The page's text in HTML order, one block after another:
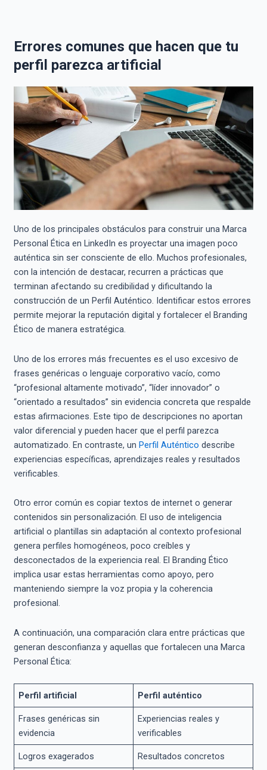
Errores comunes que hacen que tu
perfil parezca artificial
Uno de los principales obstáculos para construir una Marca
Personal Ética en LinkedIn es proyectar una imagen poco
auténtica sin ser consciente de ello. Muchos profesionales,
con la intención de destacar, recurren a prácticas que
terminan afectando su credibilidad y dificultando la
construcción de un Perfil Auténtico. Identificar estos errores
permite mejorar la reputación digital y fortalecer el Branding
Ético de manera estratégica.
Uno de los errores más frecuentes es el uso excesivo de
frases genéricas o lenguaje corporativo vacío, como
“profesional altamente motivado”, “líder innovador” o
“orientado a resultados” sin evidencia concreta que respalde
estas afirmaciones. Este tipo de descripciones no aportan
valor diferencial y pueden hacer que el perfil parezca
automatizado. En contraste, un Perfil Auténtico describe
experiencias específicas, aprendizajes reales y resultados
verificables.
Otro error común es copiar textos de internet o generar
contenidos sin personalización. El uso de inteligencia
artificial o plantillas sin adaptación al contexto profesional
genera perfiles homogéneos, poco creíbles y
desconectados de la experiencia real. El Branding Ético
implica usar estas herramientas como apoyo, pero
manteniendo siempre la voz propia y la coherencia
profesional.
A continuación, una comparación clara entre prácticas que
generan desconfianza y aquellas que fortalecen una Marca
Personal Ética:
Perfil artificial Perfil auténtico
Frases genéricas sin
evidencia
Experiencias reales y
verificables
Logros exagerados Resultados concretos